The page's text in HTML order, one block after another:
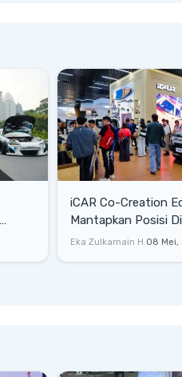
iCAR Co-Creation
Mantapkan Posisi
Gaya Hidup
Eka Zulkarnain H 08 Mei,